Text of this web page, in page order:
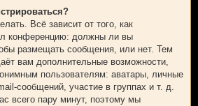
Всё зависит от того, как
конференцию: должны ли вы
размещать сообщения, или нет. Тем
вам дополнительные возможности,
пользователям: аватары, личные
сообщений, участие в группах и т. д.
всего пару минут, поэтому мы